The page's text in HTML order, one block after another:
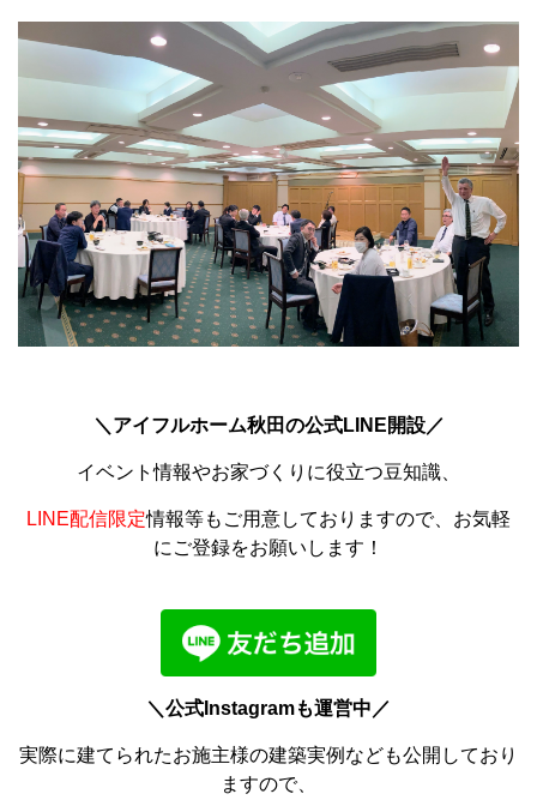
＼アイフルホーム秋田の公式LINE開設／
イベント情報やお家づくりに役立つ豆知識、
LINE配信限定情報等もご用意しておりますので、お気軽
にご登録をお願いします！
＼公式Instagramも運営中／
実際に建てられたお施主様の建築実例なども公開しており
ますので、